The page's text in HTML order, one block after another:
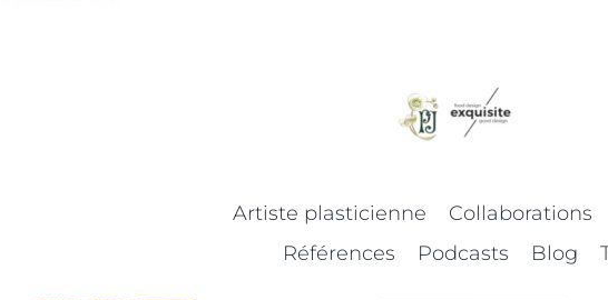
Artiste plasticienne Collaborations
Références
Podcasts Blog